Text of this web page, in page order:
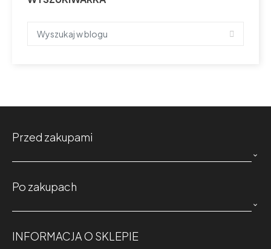
Przed zakupami

Po zakupach

INFORMACJA O SKLEPIE